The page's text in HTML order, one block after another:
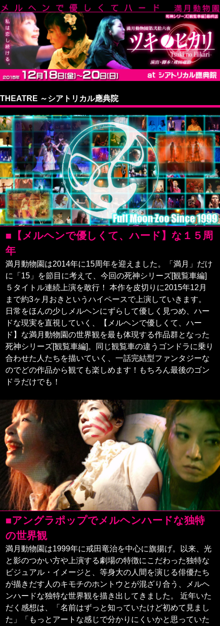
THEATRE ～シアトリカル應典院
■【メルヘンで優しくて、ハード】な１５周
年
満月動物園は2014年に15周年を迎えました。「満月」だけ
に「15」を節目に考えて、今回の死神シリーズ[観覧車編]
５タイトル連続上演を敢行！ 本作を皮切りに2015年12月
まで約3ヶ月おきというハイペースで上演していきます。
日常をほんの少しメルヘンにずらして優しく見つめ、ハー
ドな現実を直視していく、【メルヘンで優しくて、ハー
ド】な満月動物園の世界観を最も体現する作品群となった
死神シリーズ[観覧車編]。同じ観覧車の違うゴンドラに乗り
合わせた人たちを描いていく、一話完結型ファンタジーな
のでどの作品から観ても楽しめます！もちろん最後のゴン
ドラだけでも！
■アングラポップでメルヘンハードな独特
の世界観
満月動物園は1999年に戒田竜治を中心に旗揚げ。以来、光
と影のつかい方や上演する劇場の特徴にこだわった独特な
ビジュアル・イメージと、等身大の人間を演じる俳優たち
が描きだす人のキモチのホントウとが混ざり合う、メルヘ
ンハードな独特な世界観を描き出してきました。 近年いた
だく感想は、「名前はずっと知っていたけど初めて見まし
た」「もっとアートな感じで分かりにくいかと思っていた